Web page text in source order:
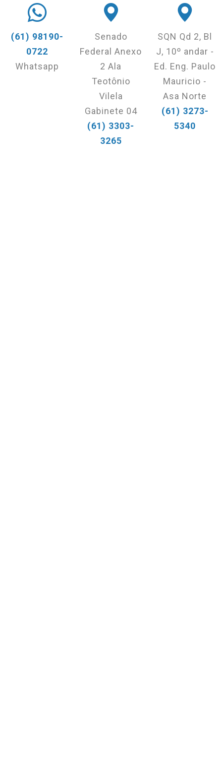
(61) 98190-
0722
Whatsapp
Senado
Federal Anexo
2 Ala
Teotônio
Vilela
Gabinete 04
(61) 3303-
3265
SQN Qd 2, Bl
J, 10º andar -
Ed. Eng. Paulo
Mauricio -
Asa Norte
(61) 3273-
5340